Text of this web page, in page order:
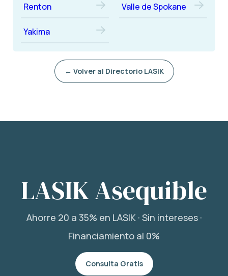
Renton Valle de Spokane
Yakima
← Volver al Directorio LASIK
LASIK Asequible
Ahorre 20 a 35% en LASIK · Sin intereses ·
Financiamiento al 0%
Consulta Gratis